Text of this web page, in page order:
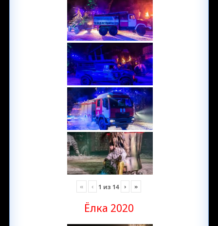
« ‹ 1 из 14 › »
Ёлка 2020